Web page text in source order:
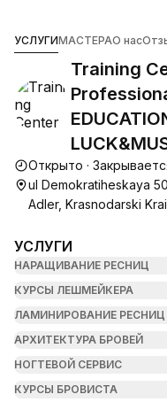
УСЛУГИМАСТЕРАО нас
Training
График
Открыто ·
ul Demokratiheskaya
Adler, Krasnodarski
УСЛУГИ
НАРАЩИВАНИЕ РЕСНИЦ
КУРСЫ ЛЕШМЕЙКЕРА
ЛАМИНИРОВАНИЕ РЕСНИЦ
АРХИТЕКТУРА БРОВЕЙ
НОГТЕВОЙ СЕРВИС
КУРСЫ БРОВИСТА